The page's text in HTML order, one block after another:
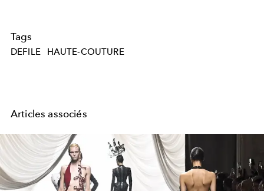
Tags
DEFILE HAUTE-COUTURE
Articles associés